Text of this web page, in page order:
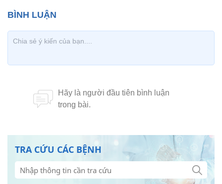
TRA CỨU CÁC BỆNH